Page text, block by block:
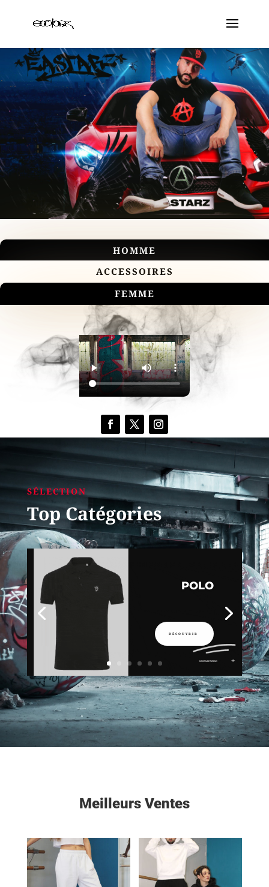
HOMME
ACCESSOIRES
FEMME
SÉLECTION
Top Catégories
POLO
DÉCOUVRIR
Meilleurs Ventes